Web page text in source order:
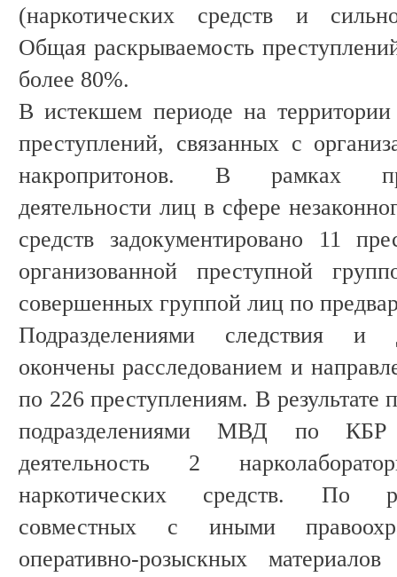
(наркотических средств и
Общая раскрываемость
более 80%.
В истекшем периоде на
преступлений, связанных с
накропритонов. В рамках
деятельности лиц в сфере
средств задокументировано 11
организованной преступной
совершенных группой лиц по
Подразделениями следствия и
окончены расследованием и
по 226 преступлениям. В результате
подразделениями МВД по КБР
деятельность 2
наркотических средств. По
совместных с иными
оперативно-розыскных